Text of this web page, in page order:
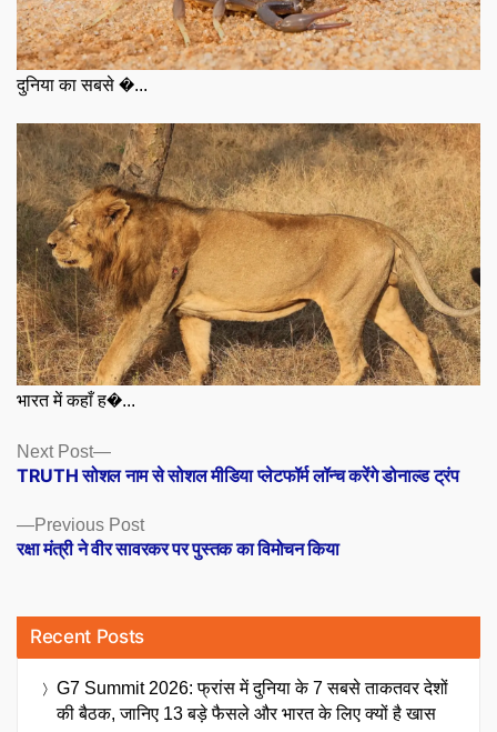
दुनिया का सबसे �...
भारत में कहाँ ह�...
Posts
navigation
Previous PostPrevious
post:
रक्षा मंत्री ने वीर सावरकर पर पुस्तक का विमोचन किया
Next Post
Next
post:
TRUTH सोशल नाम से सोशल मीडिया प्लेटफॉर्म लॉन्च करेंगे डोनाल्ड ट्रंप
Recent Posts
G7 Summit 2026: फ्रांस में दुनिया के 7 सबसे ताकतवर देशों
की बैठक, जानिए 13 बड़े फैसले और भारत के लिए क्यों है खास